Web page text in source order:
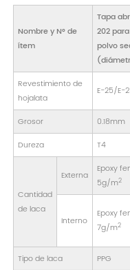
Nombre y N° de
ítem
Tapa
202
polvo
Revestimiento de
hojalata
E-25/E-
Grosor 0.18mm
Dureza
T4
Cantidad
de laca
Externa
Epoxy
5g/m2
Interno
Epoxy
7g/m2
Tipo de laca PPG